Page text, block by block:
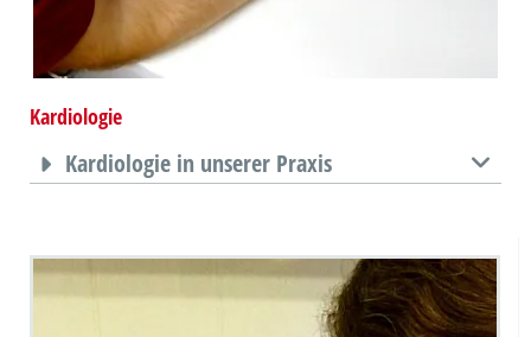
Kardiologie
Kardiologie in unserer Praxis